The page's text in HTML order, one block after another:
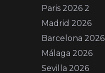
Paris 2026 2
Madrid 2026
Barcelona 2026
Málaga 2026
Sevilla 2026